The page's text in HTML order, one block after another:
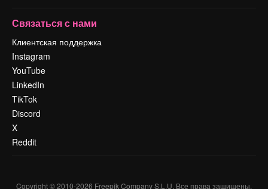
Связаться с нами
Клиентская поддержка
Instagram
YouTube
LinkedIn
TikTok
Discord
X
Reddit
Copyright © 2010-2026 Freepik Company S.L.U. Все права защищены.